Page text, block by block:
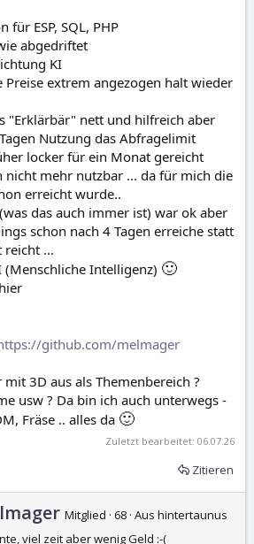
r
t
e
für ESP, SQL, PHP
abgedriftet
KI
Preise extrem angezogen halt wieder
"Erklärbär" nett und hilfreich aber
Nutzung das Abfragelimit
locker für ein Monat gereicht
nicht mehr nutzbar ... da für mich die
erreicht wurde..
das auch immer ist) war ok aber
schon nach 4 Tagen erreiche statt
reicht ...
Intelligenz) 🙂
github.com/melmager
3D aus als Themenbereich ?
usw ? Da bin ich auch unterwegs -
Fräse .. alles da 🙂
Zuletzt bearbeitet: 06.07.26
Zitieren
Mitglied · 68 · Aus hintertaunus
viel zeit aber wenig Geld :-(